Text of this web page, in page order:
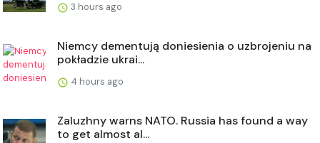
3 hours ago
Niemcy dementują doniesienia o uzbrojeniu na
pokładzie ukrai...
4 hours ago
Zaluzhny warns NATO. Russia has found a way
to get almost al...